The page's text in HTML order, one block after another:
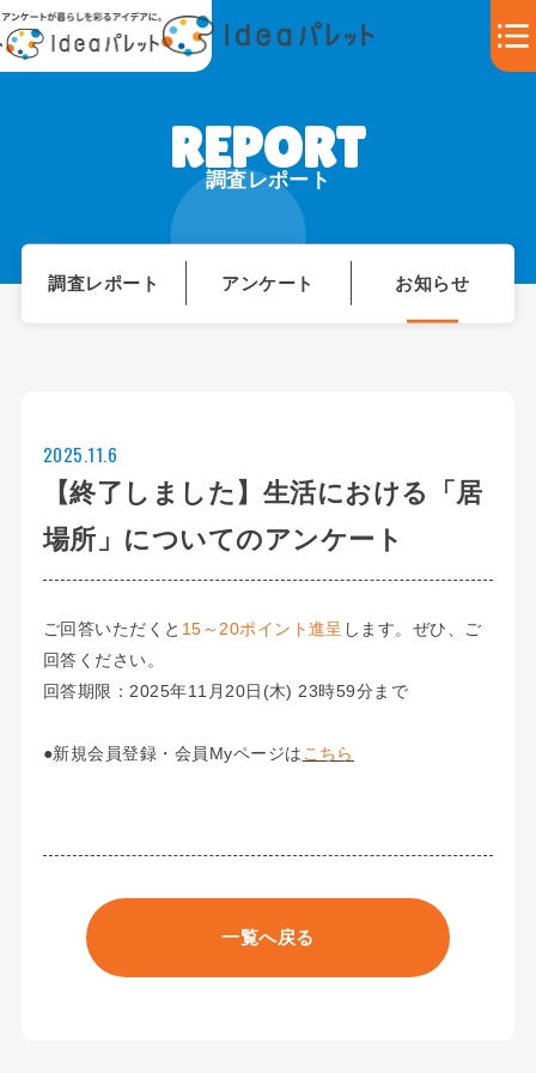
調査レポート
調査レポート アンケート お知らせ
【終了しました】生活における「居
場所」についてのアンケート
2025.11.6
ご回答いただくと 15～20ポイント進呈 します。ぜひ、ご
回答ください。
回答期限：2025年11月20日(木) 23時59分まで
●新規会員登録・会員Myページはこちら
一覧へ戻る